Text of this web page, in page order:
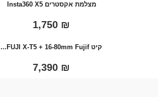
מצלמת אקסטרים Insta360 X5
₪
קיט FUJI X-T5 + 16-80mm Fujif...
₪